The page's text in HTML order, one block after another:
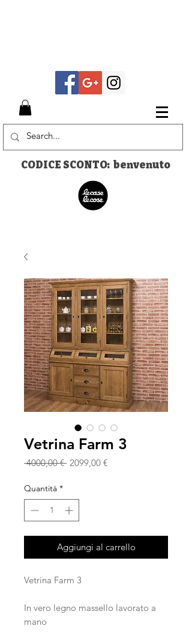
CODICE SCONTO: benvenuto
Vetrina Farm 3
4000,00 € Prezzo
2099,00 €Prezzo
Quantità *
Aggiungi al carrello
Vetrina Farm 3
In vero legno massello lavorato a
mano